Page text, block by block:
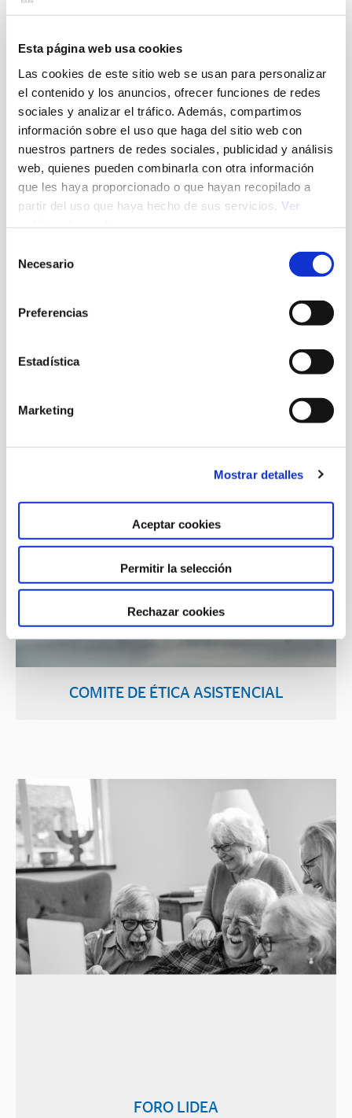
Esta página web usa cookies
Las cookies de este sitio web se usan para personalizar
el contenido y los anuncios, ofrecer funciones de redes
sociales y analizar el tráfico. Además, compartimos
información sobre el uso que haga del sitio web con
nuestros partners de redes sociales, publicidad y análisis
web, quienes pueden combinarla con otra información
que les haya proporcionado o que hayan recopilado a
partir del uso que haya hecho de sus servicios. Ver
Necesario
Preferencias
Estadística
Marketing
Mostrar detalles
Aceptar cookies
Permitir la selección
Rechazar cookies
OBSERVATORIO DE ÉTICA Y BUENA PRÁCTICA.
El lugar donde la ética y la excelencia se unen para
reafirmar nuestro compromiso con las personas, la
sociedad y el planeta.
COMITE DE ÉTICA ASISTENCIAL
FORO LIDEA